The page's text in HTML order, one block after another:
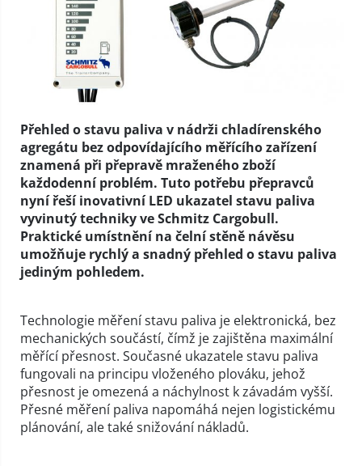
Přehled o stavu paliva v nádrži chladírenského
agregátu bez odpovídajícího měřícího zařízení
znamená při přepravě mraženého zboží
každodenní problém. Tuto potřebu přepravců
nyní řeší inovativní LED ukazatel stavu paliva
vyvinutý techniky ve Schmitz Cargobull.
Praktické umístnění na čelní stěně návěsu
umožňuje rychlý a snadný přehled o stavu paliva
jediným pohledem.
Technologie měření stavu paliva je elektronická, bez
mechanických součástí, čímž je zajištěna maximální
měřící přesnost. Současné ukazatele stavu paliva
fungovali na principu vloženého plováku, jehož
přesnost je omezená a náchylnost k závadám vyšší.
Přesné měření paliva napomáhá nejen logistickému
plánování, ale také snižování nákladů.